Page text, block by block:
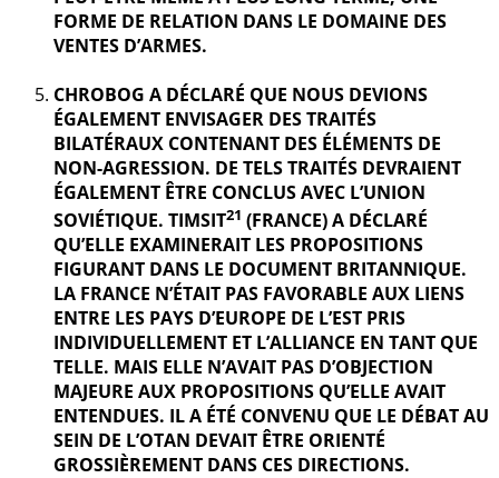
FORME DE RELATION DANS LE DOMAINE DES
VENTES D’ARMES.
CHROBOG A DÉCLARÉ QUE NOUS DEVIONS
ÉGALEMENT ENVISAGER DES TRAITÉS
BILATÉRAUX CONTENANT DES ÉLÉMENTS DE
NON-AGRESSION. DE TELS TRAITÉS DEVRAIENT
ÉGALEMENT ÊTRE CONCLUS AVEC L’UNION
SOVIÉTIQUE. TIMSIT21 (FRANCE) A DÉCLARÉ
QU’ELLE EXAMINERAIT LES PROPOSITIONS
FIGURANT DANS LE DOCUMENT BRITANNIQUE.
LA FRANCE N’ÉTAIT PAS FAVORABLE AUX LIENS
ENTRE LES PAYS D’EUROPE DE L’EST PRIS
INDIVIDUELLEMENT ET L’ALLIANCE EN TANT QUE
TELLE. MAIS ELLE N’AVAIT PAS D’OBJECTION
MAJEURE AUX PROPOSITIONS QU’ELLE AVAIT
ENTENDUES. IL A ÉTÉ CONVENU QUE LE DÉBAT AU
SEIN DE L’OTAN DEVAIT ÊTRE ORIENTÉ
GROSSIÈREMENT DANS CES DIRECTIONS.